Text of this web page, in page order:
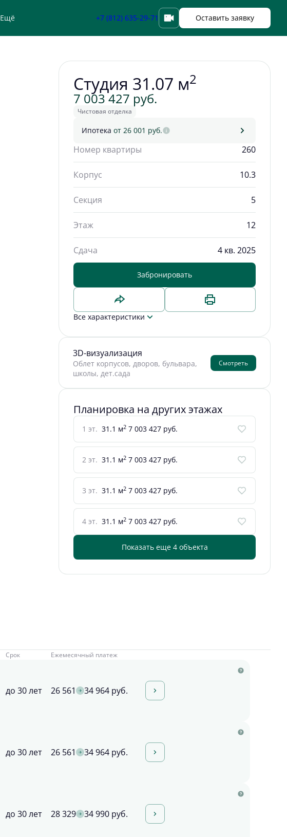
Ещё +7 (812) 635-29-71 Оставить заявку
Забронировать
Студия 31.07 м2
7 003 427 руб.
Чистовая отделка
Ипотека от 26 001 руб.
Номер квартиры 260
Корпус 10.3
Секция 5
Этаж 12
Сдача 4 кв. 2025
Забронировать
Все характеристики
3D-визуализация
Облет корпусов, дворов, бульвара,
школы, дет.сада
Смотреть
Планировка на других этажах
1 эт. 31.1 м2 7 003 427 руб.
2 эт. 31.1 м2 7 003 427 руб.
3 эт. 31.1 м2 7 003 427 руб.
4 эт. 31.1 м2 7 003 427 руб.
Показать еще 4 объектa
Срок
Ежемесячный платеж
до 30 лет 26 561 34 964 руб.
до 30 лет 26 561 34 964 руб.
до 30 лет 28 329 34 990 руб.